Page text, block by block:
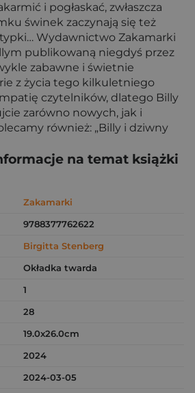
i pogłaskać, zwłaszcza
świnek zaczynają się też
Wydawnictwo Zakamarki
publikowaną niegdyś przez
zabawne i świetnie
z życia tego kilkuletniego
czytelników, dlatego Billy
zarówno nowych, jak i
również: „Billy i dziwny
na temat książki
Zakamarki
9788377762622
Birgitta Stenberg
Okładka twarda
1
28
19.0x26.0cm
2024
2024-03-05